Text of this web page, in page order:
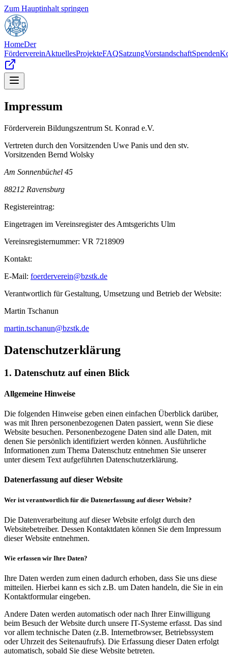
Zum Hauptinhalt springen
HomeDer
FördervereinAktuellesProjekteFAQSatzungVorstandschaftSpenden
Impressum
Förderverein Bildungszentrum St. Konrad e.V.
Vertreten durch den Vorsitzenden Uwe Panis und den stv.
Vorsitzenden Bernd Wolsky
Am Sonnenbüchel 45
88212 Ravensburg
Registereintrag:
Eingetragen im Vereinsregister des Amtsgerichts Ulm
Vereinsregisternummer: VR 7218909
Kontakt:
E-Mail: foerderverein@bzstk.de
Verantwortlich für Gestaltung, Umsetzung und Betrieb der Website:
Martin Tschanun
martin.tschanun@bzstk.de
Datenschutzerklärung
1. Datenschutz auf einen Blick
Allgemeine Hinweise
Die folgenden Hinweise geben einen einfachen Überblick darüber,
was mit Ihren personenbezogenen Daten passiert, wenn Sie diese
Website besuchen. Personenbezogene Daten sind alle Daten, mit
denen Sie persönlich identifiziert werden können. Ausführliche
Informationen zum Thema Datenschutz entnehmen Sie unserer
unter diesem Text aufgeführten Datenschutzerklärung.
Datenerfassung auf dieser Website
Wer ist verantwortlich für die Datenerfassung auf dieser Website?
Die Datenverarbeitung auf dieser Website erfolgt durch den
Websitebetreiber. Dessen Kontaktdaten können Sie dem Impressum
dieser Website entnehmen.
Wie erfassen wir Ihre Daten?
Ihre Daten werden zum einen dadurch erhoben, dass Sie uns diese
mitteilen. Hierbei kann es sich z.B. um Daten handeln, die Sie in ein
Kontaktformular eingeben.
Andere Daten werden automatisch oder nach Ihrer Einwilligung
beim Besuch der Website durch unsere IT-Systeme erfasst. Das sind
vor allem technische Daten (z.B. Internetbrowser, Betriebssystem
oder Uhrzeit des Seitenaufrufs). Die Erfassung dieser Daten erfolgt
automatisch, sobald Sie diese Website betreten.